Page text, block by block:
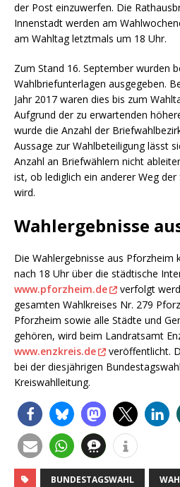
der Post einzuwerfen. Die
Innenstadt werden am
am Wahltag letztmals um 18 Uhr.
Zum Stand 16. September wurden
Wahlbriefunterlagen ausgegeben.
Jahr 2017 waren dies bis zum
Aufgrund der zu erwartenden
wurde die Anzahl der
Aussage zur Wahlbeteiligung lässt
Anzahl an Briefwählern nicht
ist, ob lediglich ein anderer Weg
wird.
Wahlergebnisse
Die Wahlergebnisse aus Pforzheim
nach 18 Uhr über die städtische
www.pforzheim.de
verfolgt
gesamten Wahlkreises Nr. 279
Pforzheim sowie alle Städte und
gehören, wird beim Landratsamt
www.enzkreis.de
veröffentlicht.
bei der diesjährigen
Kreiswahlleitung.
BUNDESTAGSWAHL